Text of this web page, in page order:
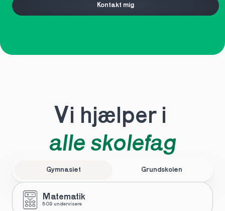
Kontakt mig
Vi hjælper i
alle skolefag
Gymnasiet Grundskolen
Matematik
509 undervisere